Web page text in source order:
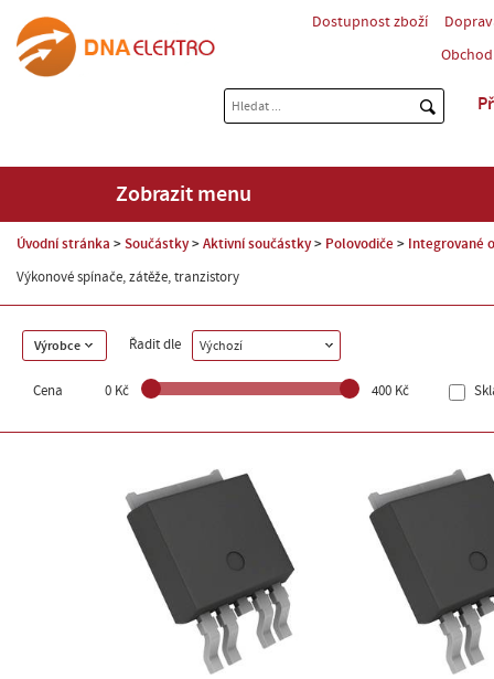
Dostupnost zboží
Zobrazit menu
Úvodní stránka Součástky Aktivní součástky Polovodiče Integrované
Výkonové spínače, zátěže, tranzistory
Výrobce Řadit dle Výchozí
Cena 0 Kč 400 Kč